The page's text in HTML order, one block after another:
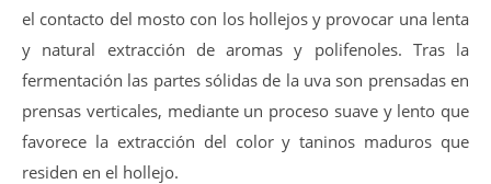
el contacto del mosto con los hollejos y provocar una lenta
y natural extracción de aromas y polifenoles. Tras la
fermentación las partes sólidas de la uva son prensadas en
prensas verticales, mediante un proceso suave y lento que
favorece la extracción del color y taninos maduros que
residen en el hollejo.